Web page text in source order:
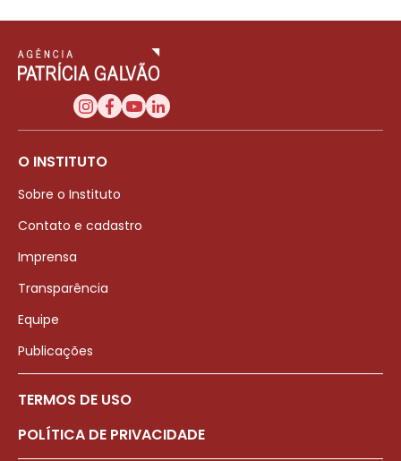
O INSTITUTO
Sobre o Instituto
Contato e cadastro
Imprensa
Transparência
Equipe
Publicações
TERMOS DE USO
POLÍTICA DE PRIVACIDADE